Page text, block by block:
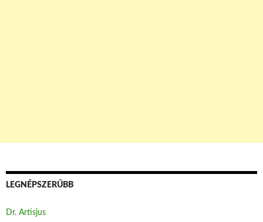
LEGNÉPSZERŰBB
Dr. Artisjus